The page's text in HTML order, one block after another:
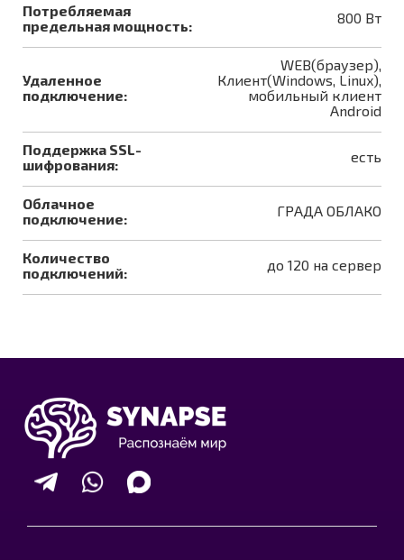
Потребляемая
предельная мощность:
800 Вт
Удаленное
подключение:
WEB(браузер),
Клиент(Windows, Linux),
мобильный клиент
Android
Поддержка SSL-
шифрования:
есть
Облачное
подключение:
ГРАДА ОБЛАКО
Количество
подключений:
до 120 на сервер